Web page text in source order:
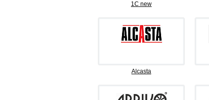
1C new
Alcasta